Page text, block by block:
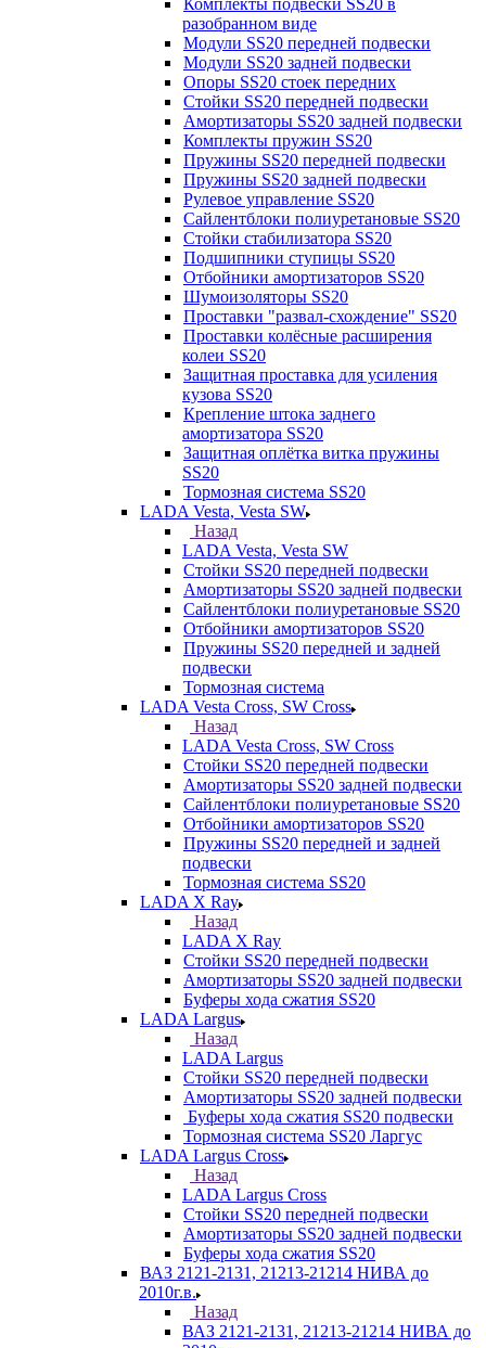
Комплекты подвески SS20 в
разобранном виде
Модули SS20 передней подвески
Модули SS20 задней подвески
Опоры SS20 стоек передних
Стойки SS20 передней подвески
Амортизаторы SS20 задней подвески
Комплекты пружин SS20
Пружины SS20 передней подвески
Пружины SS20 задней подвески
Рулевое управление SS20
Сайлентблоки полиуретановые SS20
Стойки стабилизатора SS20
Подшипники ступицы SS20
Отбойники амортизаторов SS20
Шумоизоляторы SS20
Проставки "развал-схождение" SS20
Проставки колёсные расширения
колеи SS20
Защитная проставка для усиления
кузова SS20
Крепление штока заднего
амортизатора SS20
Защитная оплётка витка пружины
SS20
Тормозная система SS20
LADA Vesta, Vesta SW
Назад
LADA Vesta, Vesta SW
Стойки SS20 передней подвески
Амортизаторы SS20 задней подвески
Сайлентблоки полиуретановые SS20
Отбойники амортизаторов SS20
Пружины SS20 передней и задней
подвески
Тормозная система
LADA Vesta Cross, SW Cross
Назад
LADA Vesta Cross, SW Cross
Стойки SS20 передней подвески
Амортизаторы SS20 задней подвески
Сайлентблоки полиуретановые SS20
Отбойники амортизаторов SS20
Пружины SS20 передней и задней
подвески
Тормозная система SS20
LADA X Ray
Назад
LADA X Ray
Стойки SS20 передней подвески
Амортизаторы SS20 задней подвески
Буферы хода сжатия SS20
LADA Largus
Назад
LADA Largus
Стойки SS20 передней подвески
Амортизаторы SS20 задней подвески
Буферы хода сжатия SS20 подвески
Тормозная система SS20 Ларгус
LADA Largus Cross
Назад
LADA Largus Cross
Стойки SS20 передней подвески
Амортизаторы SS20 задней подвески
Буферы хода сжатия SS20
ВАЗ 2121-2131, 21213-21214 НИВА до
2010г.в.
Назад
ВАЗ 2121-2131, 21213-21214 НИВА до